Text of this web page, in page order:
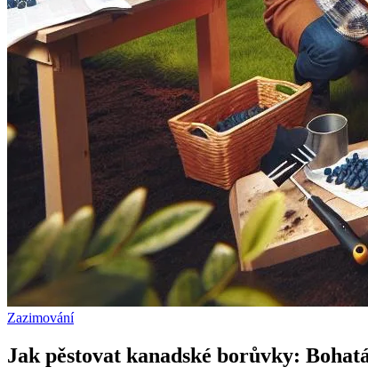
Posted
Zazimování
Jak pěstovat kanadské borůvky: